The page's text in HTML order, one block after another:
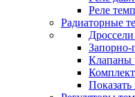
Реле
Радиаторные
Запорно-
Клапаны
Показать